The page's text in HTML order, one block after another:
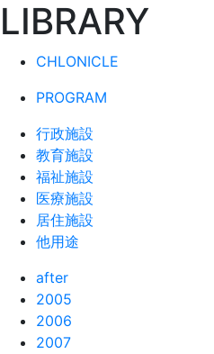
LIBRARY
CHLONICLE
PROGRAM
行政施設
教育施設
福祉施設
医療施設
居住施設
他用途
after
2005
2006
2007